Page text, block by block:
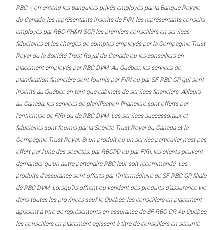
RBC », on entend les banquiers privés employés par la Banque Royale
du Canada, les représentants inscrits de FIRI, les représentants-conseils
employés par RBC PH&N SCP, les premiers conseillers en services
fiduciaires et les chargés de comptes employés par la Compagnie Trust
Royal ou la Société Trust Royal du Canada ou les conseillers en
placement employés par RBC DVM. Au Québec, les services de
planification financière sont fournis par FIRI ou par SF RBC GP, qui sont
inscrits au Québec en tant que cabinets de services financiers. Ailleurs
au Canada, les services de planification financière sont offerts par
l’entremise de FIRI ou de RBC DVM. Les services successoraux et
fiduciaires sont fournis par la Société Trust Royal du Canada et la
Compagnie Trust Royal. Si un produit ou un service particulier n’est pas
offert par l’une des sociétés, par RBCPD ou par FIRI, les clients peuvent
demander qu’un autre partenaire RBC leur soit recommandé. Les
produits d’assurance sont offerts par l’intermédiaire de SF RBC GP, filiale
de RBC DVM. Lorsqu’ils offrent ou vendent des produits d’assurance vie
dans toutes les provinces sauf le Québec, les conseillers en placement
agissent à titre de représentants en assurance de SF RBC GP. Au Québec,
les conseillers en placement agissent à titre de conseillers en sécurité